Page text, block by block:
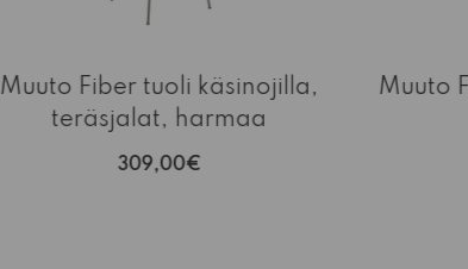
Muuto Fiber tuoli käsinojilla,
teräsjalat, harmaa
309,00€
Muuto